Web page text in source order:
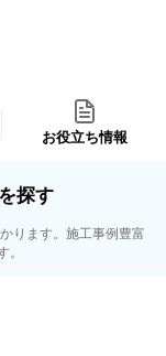
お役立ち情報
探す
ります。施工事例豊富